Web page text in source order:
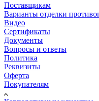
Поставщикам
Варианты отделки
Видео
Сертификаты
Документы
Вопросы и ответы
Политика
Реквизиты
Оферта
Покупателям